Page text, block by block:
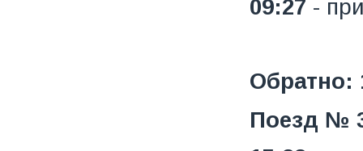
09:27 -
Обратно:
Поезд №